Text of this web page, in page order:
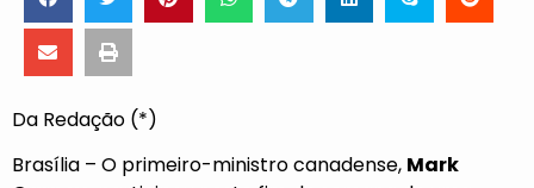
Da Redação (*)
Brasília – O primeiro-ministro canadense, Mark